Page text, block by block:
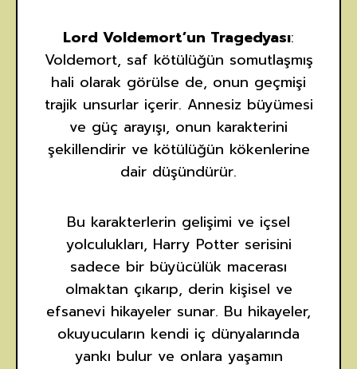
Lord Voldemort’un Tragedyası:
Voldemort, saf kötülüğün somutlaşmış
hali olarak görülse de, onun geçmişi
trajik unsurlar içerir. Annesiz büyümesi
ve güç arayışı, onun karakterini
şekillendirir ve kötülüğün kökenlerine
dair düşündürür.
Bu karakterlerin gelişimi ve içsel
yolculukları, Harry Potter serisini
sadece bir büyücülük macerası
olmaktan çıkarıp, derin kişisel ve
efsanevi hikayeler sunar. Bu hikayeler,
okuyucuların kendi iç dünyalarında
yankı bulur ve onlara yaşamın